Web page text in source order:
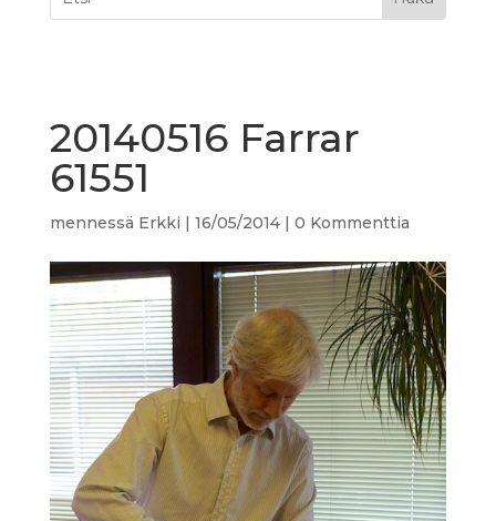
20140516 Farrar
61551
mennessä Erkki | 16/05/2014| 0 Kommenttia